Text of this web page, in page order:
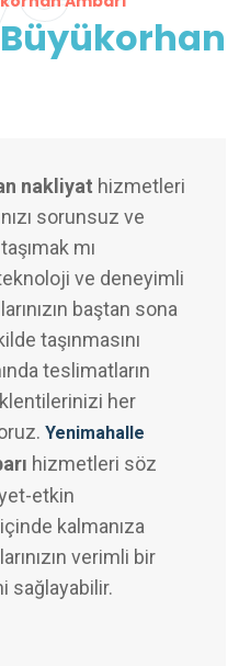
Büyükorhan
nakliyat hizmetleri
sorunsuz ve
mı
ve deneyimli
baştan sona
taşınmasını
teslimatların
her
Yenimahalle
hizmetleri söz
etkin
kalmanıza
verimli bir
sağlayabilir.